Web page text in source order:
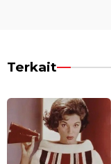
Terkait